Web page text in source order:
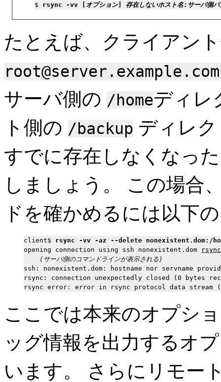
$ rsync -vv [ オプション] 存在しないホスト名: サーバ側
たとえば、クライアン
サーバ側の /homeディレ
ト側の /backup ディレ
すでに存在しなくなっ
しましょう。 この場合
ドを確かめるには以下
client$ rsync -vv -az --delete nonexistent.dom:/
opening connection using ssh nonexistent.dom
(サーバ側のコマンドラインが表示される)
ssh: nonexistent.dom: hostname nor servname
rsync: connection unexpectedly closed (0 bytes
ここでは本来のオプシ
ッグ情報を出力するオ
います。 さらにリモー